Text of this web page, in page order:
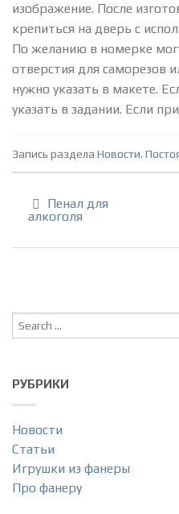
изображение. После
крепиться на дверь с
По желанию в номерке
отверстия для саморезов
нужно указать в макете.
указать в задании. Если
Запись раздела Новости.
Пенал для
алкоголя
РУБРИКИ
Новости
Статьи
Игрушки из фанеры
Про фанеру